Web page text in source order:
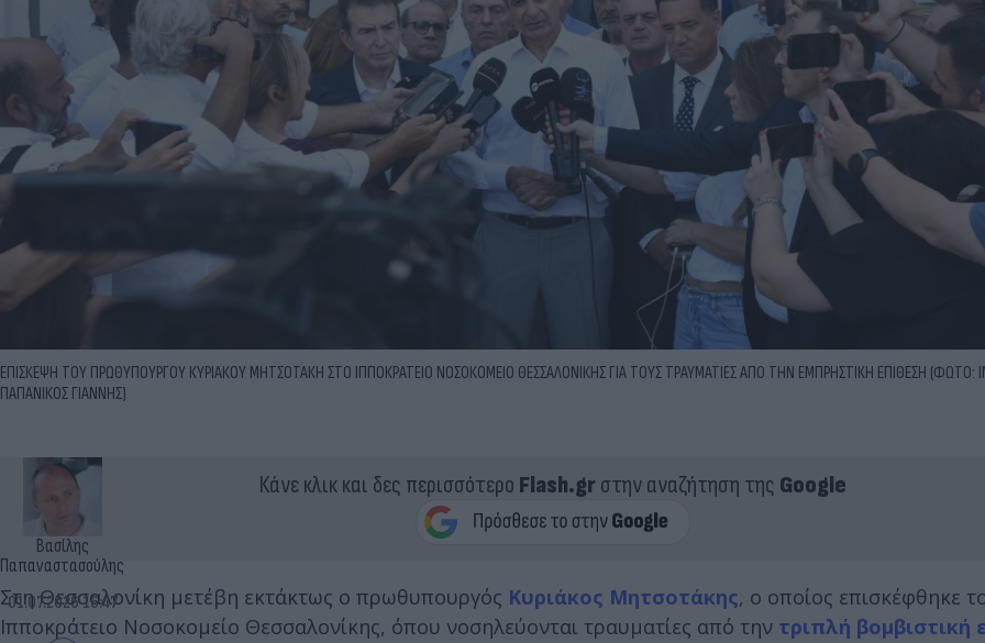
ΕΠΙΣΚΕΨΗ ΤΟΥ ΠΡΩΘΥΠΟΥΡΓΟΥ ΚΥΡΙΑΚΟΥ ΜΗΤΣΟΤΑΚΗ ΣΤΟ ΙΠΠΟΚΡΑΤΕΙΟ ΝΟΣΟΚΟΜΕΙΟ ΘΕΣΣΑΛΟΝΙΚΗΣ ΓΙΑ ΤΟΥΣ ΤΡΑΥΜΑΤΙΕΣ ΑΠΟ ΤΗΝ ΕΜΠΡΗΣΤΙΚΗ ΕΠΙΘΕΣΗ (ΦΩΤΟ:
ΠΑΠΑΝΙΚΟΣ ΓΙΑΝΝΗΣ)
Βασίλης
Παπαναστασούλης
01.07.2026 16:47
Κάνε κλικ και δες περισσότερο Flash.grστην αναζήτηση της Google
Στη Θεσσαλονίκη μετέβη εκτάκτως ο πρωθυπουργός Κυριάκος Μητσοτάκης, ο οποίος επισκέφθηκε
Ιπποκράτειο Νοσοκομείο Θεσσαλονίκης, όπου νοσηλεύονται τραυματίες από την τριπλή βομβιστική